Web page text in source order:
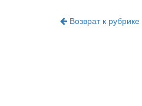
Возврат к рубрике